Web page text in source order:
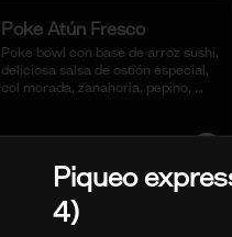
Poke Atún Fresco
Poke bowl con base de arroz sushi,
deliciosa salsa de ostión especial,
col morada, zanahoria, pepino,
Poke Pulpa Mix
Piqueo
4)